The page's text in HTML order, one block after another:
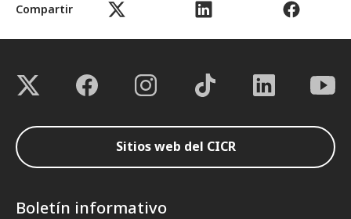
Compartir
Sitios web del CICR
Boletín informativo